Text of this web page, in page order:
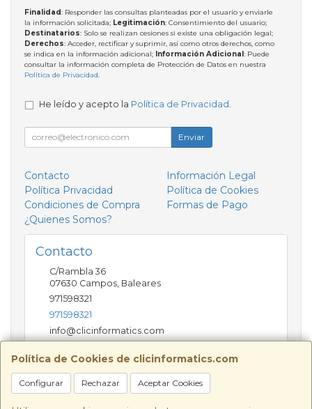
Política de Cookies de clicinformatics.com
Configurar Rechazar Aceptar Cookies
Finalidad: Responder las consultas planteadas por el usuario y enviarle
la información solicitada; Legitimación: Consentimiento del usuario;
Destinatarios: Solo se realizan cesiones si existe una obligación legal;
Derechos: Acceder, rectificar y suprimir, así como otros derechos, como
se indica en la información adicional; Información Adicional: Puede
consultar la información completa de Protección de Datos en nuestra
Política de Privacidad.
He leído y acepto la Política de Privacidad
Enviar
Contacto
Información Legal
Política Privacidad
Política de Cookies
Condiciones de Compra
Formas de Pago
¿Quienes Somos?
Contacto
C/Rambla 36
07630 Campos Baleares
971598321
971598321
info@clicinformatics.com
Horario
De lunes a viernes 9:00-13:30/16:00-19:30 Sábados